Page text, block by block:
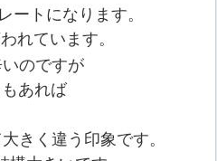
ートになります。
れています。
のですが
あれば
きく違う印象です。